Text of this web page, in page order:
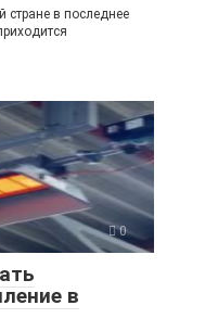
стране в последнее
0
в